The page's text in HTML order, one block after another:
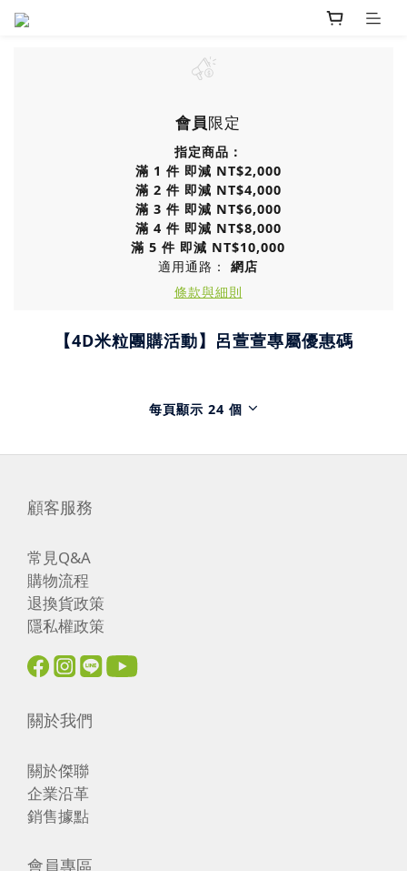
會員限定
指定商品：
滿 1 件 即減 NT$2,000
滿 2 件 即減 NT$4,000
滿 3 件 即減 NT$6,000
滿 4 件 即減 NT$8,000
滿 5 件 即減 NT$10,000
適用通路： 網店
條款與細則
【4D米粒團購活動】呂萱萱專屬優惠碼
每頁顯示 24 個
顧客服務
常見Q&A
購物流程
退換貨政策
隱私權政策
關於我們
關於傑聯
企業沿革
銷售據點
會員專區